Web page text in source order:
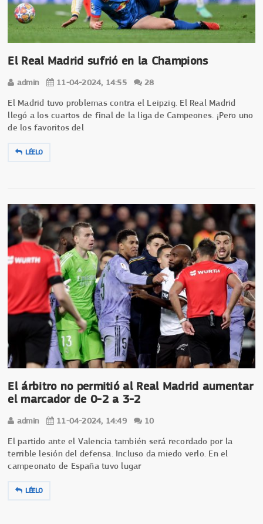
El Real Madrid sufrió en la Champions
admin 11-04-2024, 14:55 28
El Madrid tuvo problemas contra el Leipzig. El Real Madrid
llegó a los cuartos de final de la liga de Campeones. ¡Pero uno
de los favoritos del
LÉELO
El árbitro no permitió al Real Madrid aumentar
el marcador de 0-2 a 3-2
admin 11-04-2024, 14:49 10
El partido ante el Valencia también será recordado por la
terrible lesión del defensa. Incluso da miedo verlo. En el
campeonato de España tuvo lugar
LÉELO